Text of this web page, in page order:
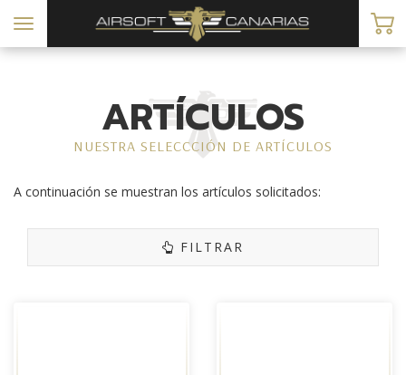
Toggle
navigation
ARTÍCULOS
NUESTRA SELECCCIÓN DE ARTÍCULOS
A continuación se muestran los artículos solicitados:
FILTRAR